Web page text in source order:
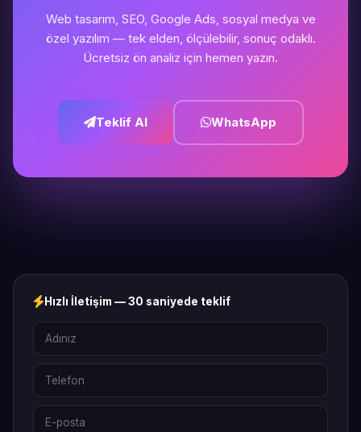
Web tasarım, SEO, Google Ads, sosyal medya ve
özel yazılım — tek elden, ölçülebilir, sonuç odaklı.
Ücretsiz ön analiz için hemen yazın.
Teklif Al WhatsApp
Hızlı İletişim — 30 saniyede teklif